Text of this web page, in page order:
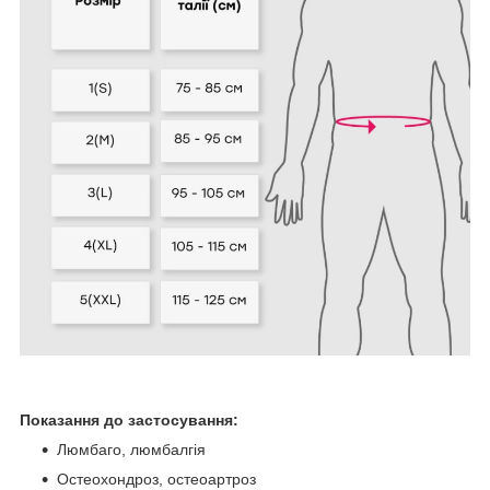
Показання до застосування:
Люмбаго, люмбалгія
Остеохондроз, остеоартроз